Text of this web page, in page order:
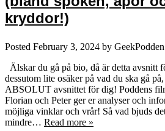
kryddor!)
Posted February 3, 2024 by GeekPodden
Älskar du gå på bio, då är detta avsnitt
dessutom lite osäker på vad du ska gå
ABSOLUT avsnittet för dig! Poddens
Florian och Peter ger er analyser och
möjliga vinklar och vrår! Så vad bjuds
mindre… Read more »